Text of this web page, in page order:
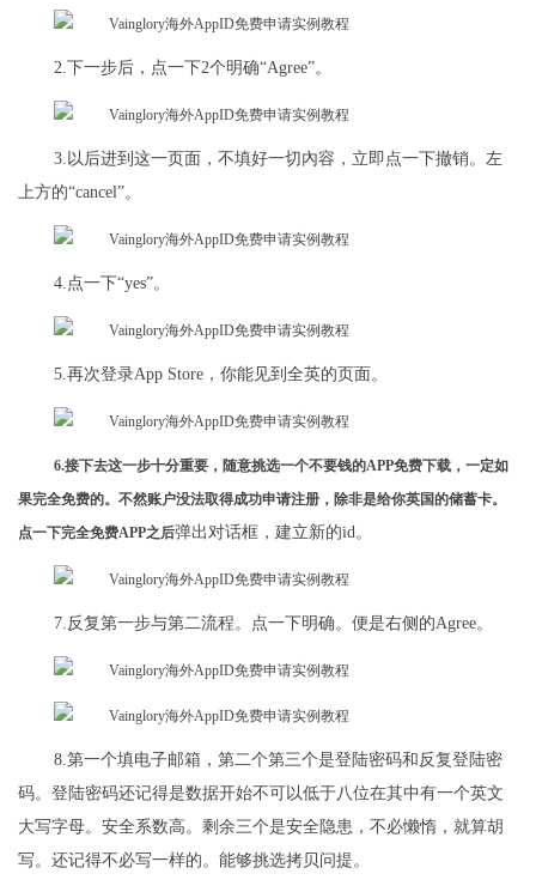
2.下一步后，点一下2个明确“Agree”。
3.以后进到这一页面，不填好一切內容，立即点一下撤销。左
上方的“cancel”。
4.点一下“yes”。
5.再次登录App Store，你能见到全英的页面。
6.接下去这一步十分重要，随意挑选一个不要钱的APP免费下载，一定如
果完全免费的。不然账户没法取得成功申请注册，除非是给你英国的储蓄卡。
点一下完全免费APP之后弹出对话框，建立新的id。
7.反复第一步与第二流程。点一下明确。便是右侧的Agree。
8.第一个填电子邮箱，第二个第三个是登陆密码和反复登陆密
码。登陆密码还记得是数据开始不可以低于八位在其中有一个英文
大写字母。安全系数高。剩余三个是安全隐患，不必懒惰，就算胡
写。还记得不必写一样的。能够挑选拷贝问提。